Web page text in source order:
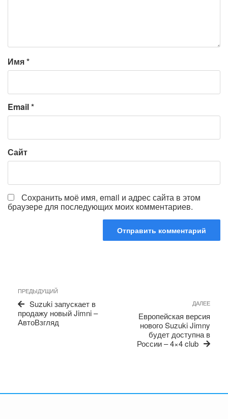
Имя*
Email*
Сайт
Сохранить моё имя, email и адрес сайта в этом
браузере для последующих моих комментариев.
по
записям
Предыдущая
запись
ПРЕДЫДУЩИЙ
Suzuki запускает в
продажу новый Jimni –
АвтоВзгляд
ДАЛЕЕ
Европейская версия
нового Suzuki Jimny
будет доступна в
России – 4×4 club